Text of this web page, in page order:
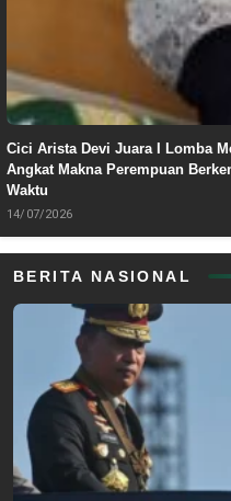
Cici Arista Devi Juara I Lomba
Angkat Makna Perempuan
Waktu
14/07/2026
BERITA NASIONAL